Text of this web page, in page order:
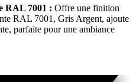
RAL 7001 : Offre une finition
RAL 7001, Gris Argent, ajoute
parfaite pour une ambiance